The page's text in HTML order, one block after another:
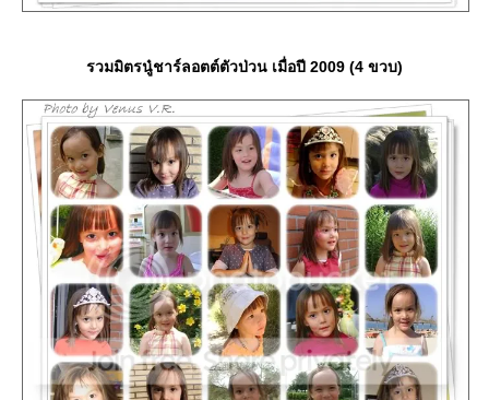
รวมมิตรนู๋ชาร์ลอตต์ตัวป่วน เมื่อปี 2009 (4 ขวบ)